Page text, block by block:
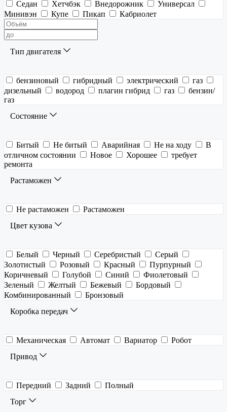
Седан Хетчбэк Внедорожник
Универсал
Минивэн
Купе Пикап Кабриолет
Тип двигателя
бензиновый гибридный электрический
газ
дизельный
водород плагин гибрид газ
бензин/
газ
Состояние
Битый Не битый Аварийная Не на ходу
В
отличном состоянии
Новое Хорошее
требует
ремонта
Растаможен
Не растаможен
Растаможен
Цвет кузова
Белый Черный Серебристый
Серый
Золотистый
Розовый Красный
Пурпурный
Коричневый
Голубой Синий
Фиолетовый
Зеленый
Желтый Бежевый
Бордовый
Комбинированный
Бронзовый
Коробка передач
Механическая Автомат Вариатор
Робот
Привод
Передний Задний
Полный
Торг